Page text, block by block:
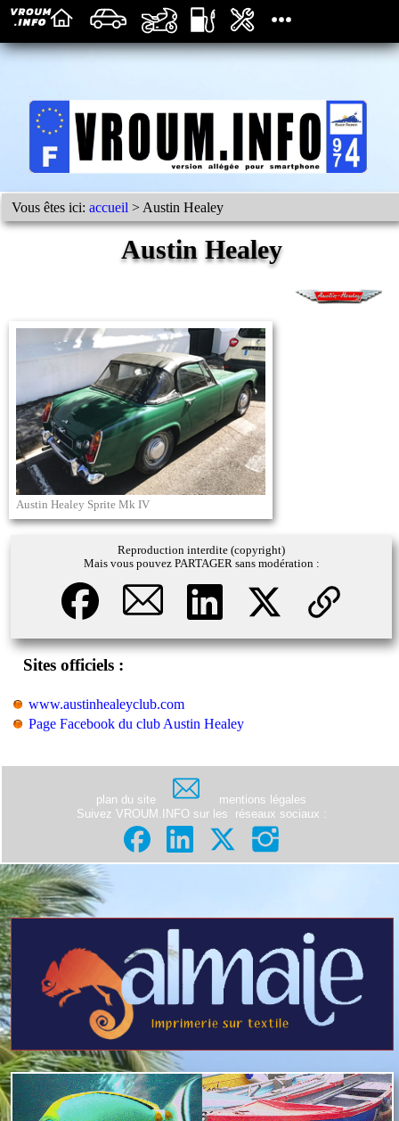
Vous êtes ici:accueil > Austin Healey
Austin Healey
Austin Healey Sprite Mk IV
Reproduction interdite (copyright)
Mais vous pouvez PARTAGER sans modération :
Sites officiels :
www.austinhealeyclub.com
Page Facebook du club Austin Healey
plan du site
mentions légales
Suivez VROUM.INFO sur les
réseaux sociaux :